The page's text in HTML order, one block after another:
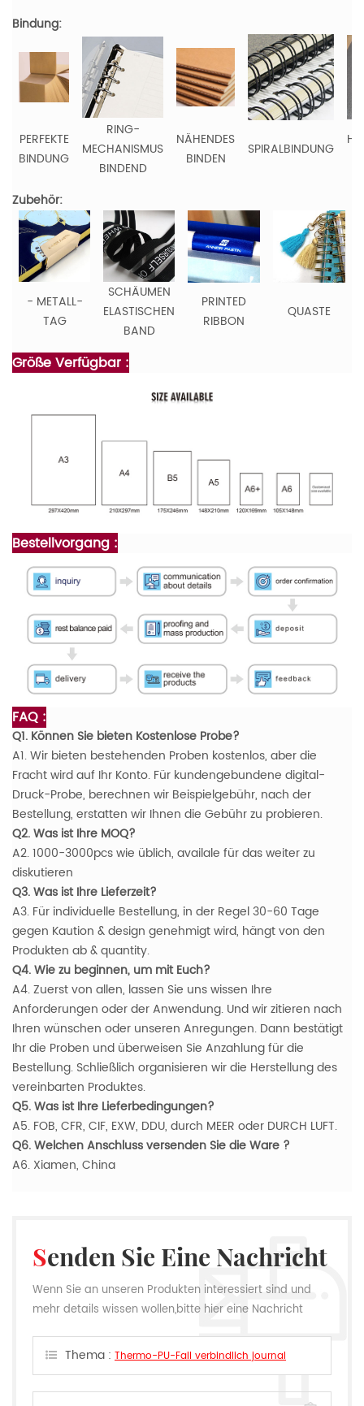
Bindung:
PERFEKTE
BINDUNG
RING-
MECHANISMUS
BINDEND
NÄHENDES
BINDEN
SPIRALBINDUNG
Zubehör:
- METALL-
TAG
SCHÄUMEN
ELASTISCHEN
BAND
PRINTED
RIBBON
QUASTE
Größe Verfügbar :
Bestellvorgang :
FAQ :
Q1. Können Sie bieten Kostenlose Probe?
A1. Wir bieten bestehenden Proben kostenlos, aber die
Fracht wird auf Ihr Konto. Für kundengebundene digital-
Druck-Probe, berechnen wir Beispielgebühr, nach der
Bestellung, erstatten wir Ihnen die Gebühr zu probieren.
Q2. Was ist Ihre MOQ?
A2. 1000-3000pcs wie üblich, availale für das weiter zu
diskutieren
Q3. Was ist Ihre Lieferzeit?
A3. Für individuelle Bestellung, in der Regel 30-60 Tage
gegen Kaution & design genehmigt wird, hängt von den
Produkten ab & quantity.
Q4. Wie zu beginnen, um mit Euch?
A4. Zuerst von allen, lassen Sie uns wissen Ihre
Anforderungen oder der Anwendung. Und wir zitieren nach
Ihren wünschen oder unseren Anregungen. Dann bestätigt
Ihr die Proben und überweisen Sie Anzahlung für die
Bestellung. Schließlich organisieren wir die Herstellung des
vereinbarten Produktes.
Q5. Was ist Ihre Lieferbedingungen?
A5. FOB, CFR, CIF, EXW, DDU, durch MEER oder DURCH LUFT.
Q6. Welchen Anschluss versenden Sie die Ware ?
A6. Xiamen, China
Senden Sie Eine Nachricht
Wenn Sie an unseren Produkten interessiert sind und
mehr details wissen wollen,bitte hier eine Nachricht
können.Thema : Thermo-PU-Fall verbindlich journal